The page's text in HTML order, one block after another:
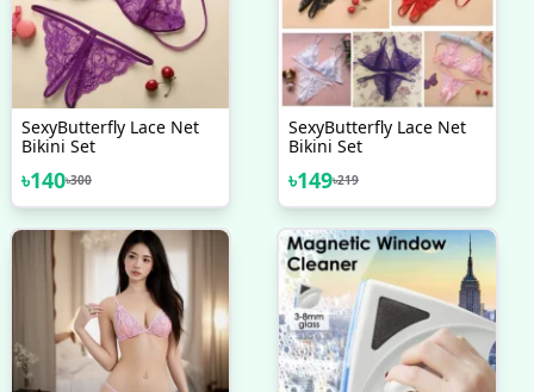
SexyButterfly Lace Net
Bikini Set
৳140৳300
SexyButterfly Lace Net
Bikini Set
৳149৳219